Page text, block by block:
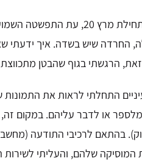
והתחילו לחשושים ורחשים.
החרדה שיש בשדה. איך ידעתי
הרגשתי בגוף שהבטן
התחלתי לראות את התמונות
או לדבר עליהם. במקום
בהתאם לרכיבי התודעה
המוסיקה שלהם, והעליתי לשירות